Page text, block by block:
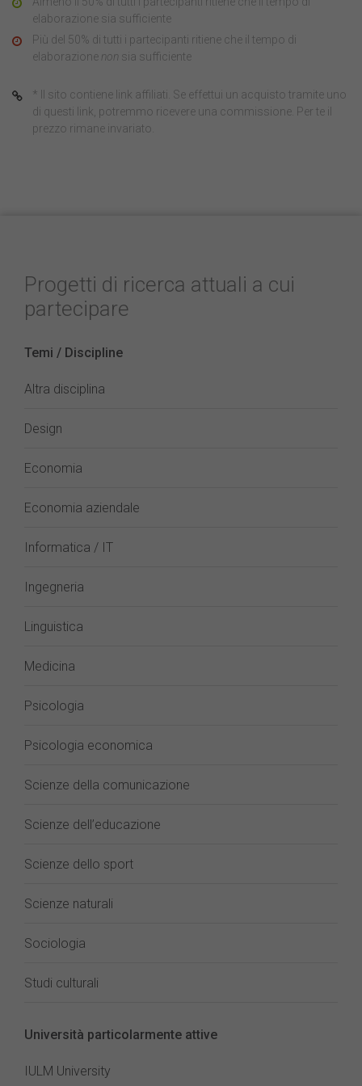
elaborazione sia sufficiente
Più del 50% di tutti i partecipanti ritiene che il tempo di
elaborazione non sia sufficiente
* Il sito contiene link affiliati. Se effettui un acquisto tramite uno
di questi link, potremmo ricevere una commissione. Per te il
prezzo rimane invariato.
Progetti di ricerca attuali a cui
partecipare
Temi / Discipline
Altra disciplina
Design
Economia
Economia aziendale
Informatica / IT
Ingegneria
Linguistica
Medicina
Psicologia
Psicologia economica
Scienze della comunicazione
Scienze dell’educazione
Scienze dello sport
Scienze naturali
Sociologia
Studi culturali
Università particolarmente attive
IULM University